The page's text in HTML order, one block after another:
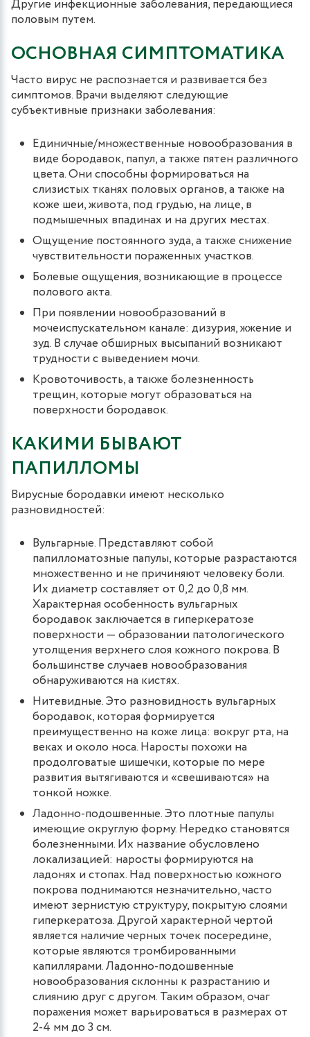
Другие инфекционные заболевания, передающиеся
половым путем.
ОСНОВНАЯ СИМПТОМАТИКА
Часто вирус не распознается и развивается без
симптомов. Врачи выделяют следующие
субъективные признаки заболевания:
Единичные/множественные новообразования в
виде бородавок, папул, а также пятен различного
цвета. Они способны формироваться на
слизистых тканях половых органов, а также на
коже шеи, живота, под грудью, на лице, в
подмышечных впадинах и на других местах.
Ощущение постоянного зуда, а также снижение
чувствительности пораженных участков.
Болевые ощущения, возникающие в процессе
полового акта.
При появлении новообразований в
мочеиспускательном канале: дизурия, жжение и
зуд. В случае обширных высыпаний возникают
трудности с выведением мочи.
Кровоточивость, а также болезненность
трещин, которые могут образоваться на
поверхности бородавок.
КАКИМИ БЫВАЮТ
ПАПИЛЛОМЫ
Вирусные бородавки имеют несколько
разновидностей:
Вульгарные. Представляют собой
папилломатозные папулы, которые разрастаются
множественно и не причиняют человеку боли.
Их диаметр составляет от 0,2 до 0,8 мм.
Характерная особенность вульгарных
бородавок заключается в гиперкератозе
поверхности — образовании патологического
утолщения верхнего слоя кожного покрова. В
большинстве случаев новообразования
обнаруживаются на кистях.
Нитевидные. Это разновидность вульгарных
бородавок, которая формируется
преимущественно на коже лица: вокруг рта, на
веках и около носа. Наросты похожи на
продолговатые шишечки, которые по мере
развития вытягиваются и «свешиваются» на
тонкой ножке.
Ладонно-подошвенные. Это плотные папулы
имеющие округлую форму. Нередко становятся
болезненными. Их название обусловлено
локализацией: наросты формируются на
ладонях и стопах. Над поверхностью кожного
покрова поднимаются незначительно, часто
имеют зернистую структуру, покрытую слоями
гиперкератоза. Другой характерной чертой
является наличие черных точек посередине,
которые являются тромбированными
капиллярами. Ладонно-подошвенные
новообразования склонны к разрастанию и
слиянию друг с другом. Таким образом, очаг
поражения может варьироваться в размерах от
2-4 мм до 3 см.